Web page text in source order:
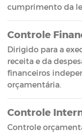
cumprimento da
Controle
Dirigido para a
receita e da
financeiros
orçamentária.
Controle
Controle